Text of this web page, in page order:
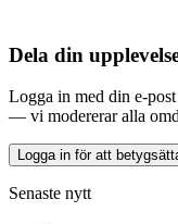
Dela din
Logga in med din e-
— vi modererar alla
Logga in för att
Senaste nytt